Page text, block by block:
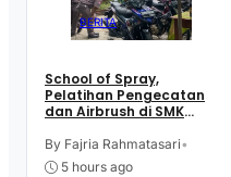
BERITA
School of Spray,
Pelatihan Pengecatan
dan Airbrush di SMK
Kutoarjo
By Fajria Rahmatasari•
5 hours ago